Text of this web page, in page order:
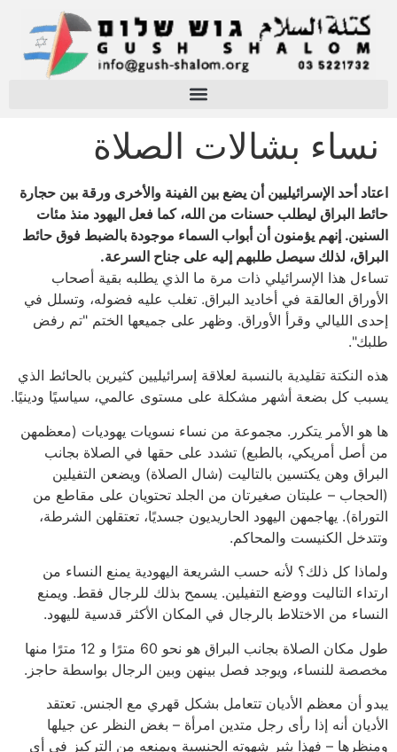
نساء بشالات الصلاة
اعتاد أحد الإسرائيليين أن يضع بين الفينة والأخرى ورقة بين حجارة
حائط البراق ليطلب حسنات من الله، كما فعل اليهود منذ مئات
السنين. إنهم يؤمنون أن أبواب السماء موجودة بالضبط فوق حائط
البراق، لذلك سيصل طلبهم إليه على جناح السرعة.
تساءل هذا الإسرائيلي ذات مرة ما الذي يطلبه بقية أصحاب
الأوراق العالقة في أخاديد البراق. تغلب عليه فضوله، وتسلل في
إحدى الليالي وقرأ الأوراق. وظهر على جميعها الختم "تم رفض
طلبك".
هذه النكتة تقليدية بالنسبة لعلاقة إسرائيليين كثيرين بالحائط الذي
يسبب كل بضعة أشهر مشكلة على مستوى عالمي، سياسيًا ودينيًا.
ها هو الأمر يتكرر. مجموعة من نساء نسويات يهوديات (معظمهن
من أصل أمريكي، بالطبع) تشدد على حقها في الصلاة بجانب
البراق وهن يكتسين بالتاليت (شال الصلاة) ويضعن التفيلين
(الحجاب – علبتان صغيرتان من الجلد تحتويان على مقاطع من
التوراة). يهاجمهن اليهود الحاريديون جسديًا، تعتقلهن الشرطة،
وتتدخل الكنيست والمحاكم.
ولماذا كل ذلك؟ لأنه حسب الشريعة اليهودية يمنع النساء من
ارتداء التاليت ووضع التفيلين. يسمح بذلك للرجال فقط. ويمنع
النساء من الاختلاط بالرجال في المكان الأكثر قدسية لليهود.
طول مكان الصلاة بجانب البراق هو نحو 60 مترًا و 12 مترًا منها
مخصصة للنساء، ويوجد فصل بينهن وبين الرجال بواسطة حاجز.
يبدو أن معظم الأديان تتعامل بشكل قهري مع الجنس. تعتقد
الأديان أنه إذا رأى رجل متدين امرأة – بغض النظر عن جيلها
ومنظرها – فهذا يثير شهوته الجنسية ويمنعه من التركيز في أي